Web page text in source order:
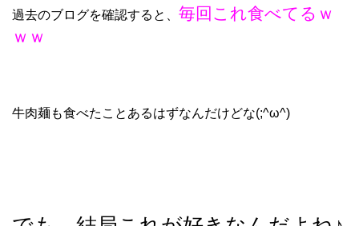
過去のブログを確認すると、 毎回これ食べてるｗ
ｗｗ
牛肉麺も食べたことあるはずなんだけどな(;^ω^)